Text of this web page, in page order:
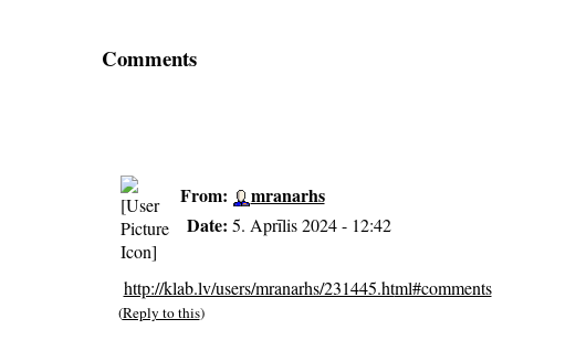
Comments
From:
mranarhs
Date: 5. Aprīlis 2024 - 12:42
http://klab.lv/users/mranarhs/231445.html#comments
(Reply to this)